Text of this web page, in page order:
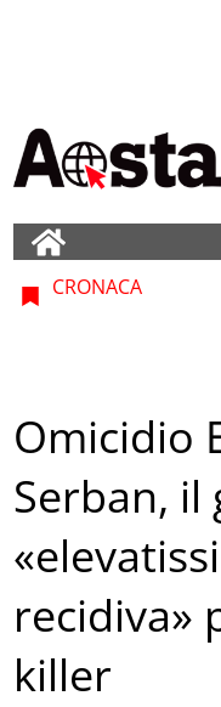
CRONACA
Omicidio
Serban, il
recidiva»
killer